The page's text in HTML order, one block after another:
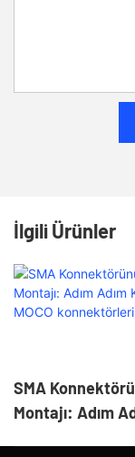
İlgili Ürünler
SMA
Montajı: Adım